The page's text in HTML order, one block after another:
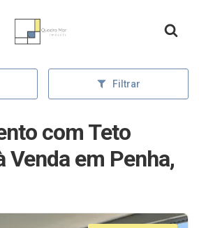
Página inicial
Filtrar
com Teto
Venda em Penha,